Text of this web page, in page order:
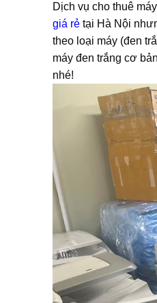
Dịch vụ cho thuê
giá rẻ tại Hà Nội
theo loại máy (đen
máy đen trắng cơ
nhé!